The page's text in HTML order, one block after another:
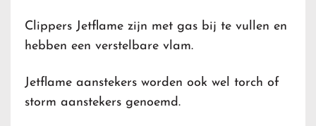
Clippers Jetflame zijn met gas bij te vullen en
hebben een verstelbare vlam.
Jetflame aanstekers worden ook wel torch of
storm aanstekers genoemd.